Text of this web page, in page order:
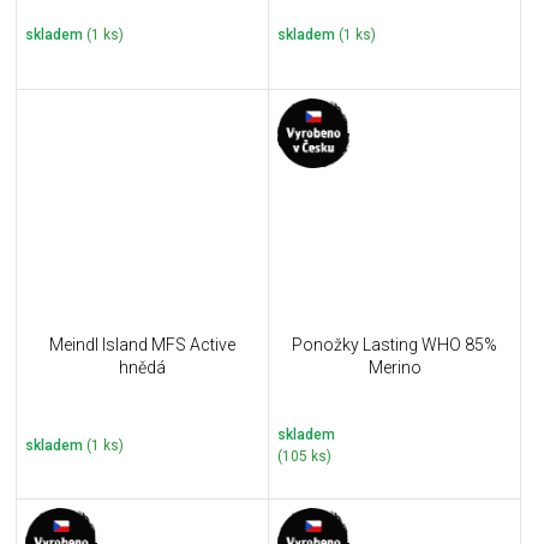
skladem (1 ks) skladem (1 ks)
Meindl Island MFS Active
hnědá
skladem (1 ks)
Ponožky Lasting WHO 85%
Merino
skladem
(105 ks)